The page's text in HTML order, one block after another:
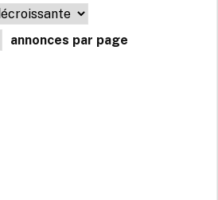
annonces par page